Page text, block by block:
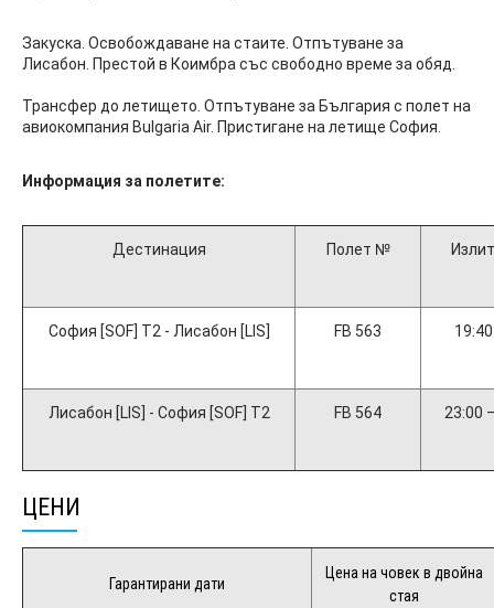
Закуска. Освобождаване на стаите. Отпътуване за
Лисабон. Престой в Коимбра със свободно време за обяд.
Трансфер до летището. Отпътуване за България с полет на
авиокомпания Bulgaria Air. Пристигане на летище София.
Информация за полетите:
Дестинация Полет №
София [SOF] Т2 - Лисабон [LIS] FB 563
Лисабон [LIS] - София [SOF] Т2 FB 564 23:00
ЦЕНИ
Гарантирани дати
Цена на човек в двойна
стая